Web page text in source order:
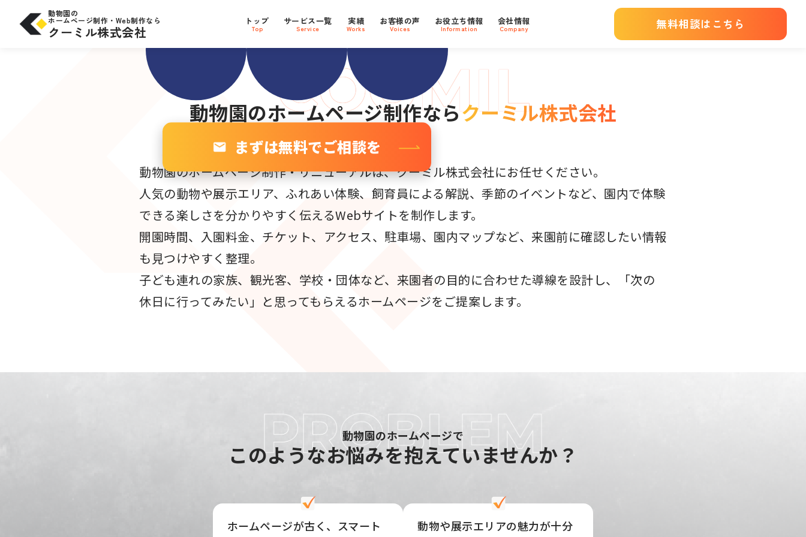
動物園の
ホームページ制作・Web制作なら
クーミル株式会社
トップ
Top
サービス一覧
Service
実績
Works
お客様の声
Voices
お役立ち情報
Information
会社情報
Company 無料相談はこちら
サイト設計 Webサイト 800社
まずは無料でご相談を
動物園のホームページ制作ならクーミル株式会社
動物園のホームページ制作・リニューアルは、クーミル株式会社にお任せください。
人気の動物や展示エリア、ふれあい体験、飼育員による解説、季節のイベントなど、園内で体験
できる楽しさを分かりやすく伝えるWebサイトを制作します。
開園時間、入園料金、チケット、アクセス、駐車場、園内マップなど、来園前に確認したい情報
も見つけやすく整理。
子ども連れの家族、観光客、学校・団体など、来園者の目的に合わせた導線を設計し、「次の
休日に行ってみたい」と思ってもらえるホームページをご提案します。
動物園のホームページで
このようなお悩みを抱えていませんか？
ホームページが古く、スマート
動物や展示エリアの魅力が十分